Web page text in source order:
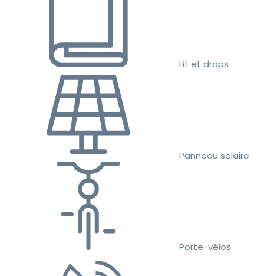
Lit et draps
Panneau solaire
Porte-vélos